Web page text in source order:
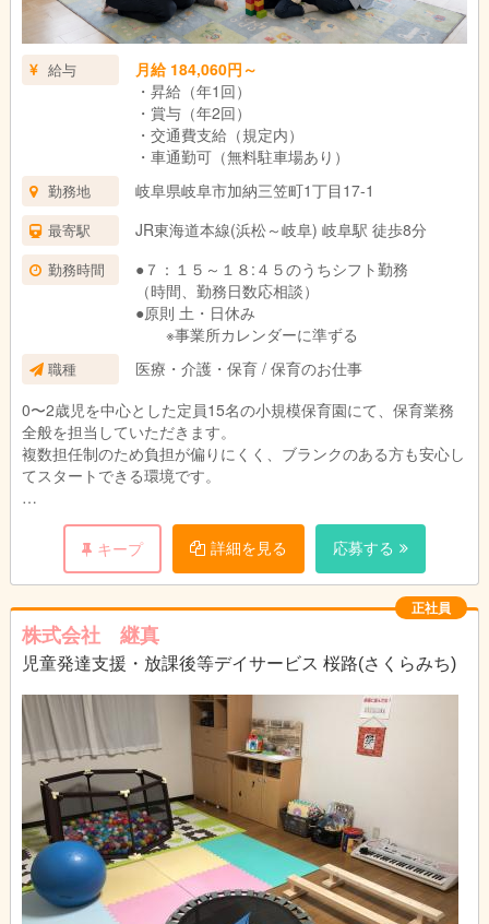
給与
月給 184,060円～
・昇給（年1回）
・賞与（年2回）
・交通費支給（規定内）
・車通勤可（無料駐車場あり）
勤務地 岐阜県岐阜市加納三笠町1丁目17-1
最寄駅 JR東海道本線(浜松～岐阜) 岐阜駅 徒歩8分
勤務時間
●７：１５～１８:４５のうちシフト勤務
（時間、勤務日数応相談）
●原則 土・日休み
※事業所カレンダーに準ずる
職種
医療・介護・保育 / 保育のお仕事
0〜2歳児を中心とした定員15名の小規模保育園にて、保育業務
全般を担当していただきます。
複数担任制のため負担が偏りにくく、ブランクのある方も安心し
てスタートできる環境です。
主な業務内容
・0〜2歳児の保育（生活援助・遊びの見守り）
・クラス担任またはフリー保育士としての業務
・行事の準備・参加（行事は少なめ）
・保護者対応（連絡帳・簡単なコミュニケーション）
・環境整備・清掃
・書類作成（複数担任制のため分担あり）
キープ 詳細を見る 応募する
正社員
株式会社 継真
児童発達支援・放課後等デイサービス 桜路(さくらみち)